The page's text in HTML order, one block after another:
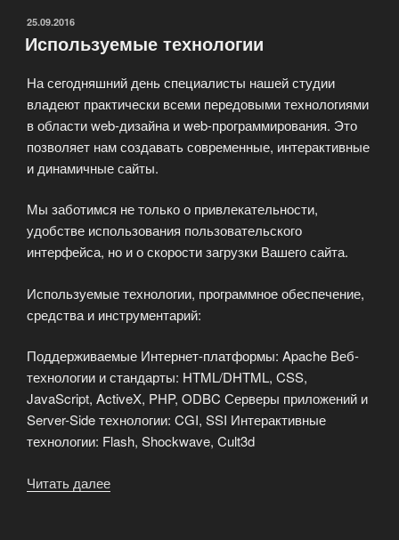
ОПУБЛИКОВАНО
25.09.2016
Используемые технологии
На сегодняшний день специалисты нашей студии
владеют практически всеми передовыми технологиями
в области web-дизайна и web-программирования. Это
позволяет нам создавать современные, интерактивные
и динамичные сайты.
Мы заботимся не только о привлекательности,
удобстве использования пользовательского
интерфейса, но и о скорости загрузки Вашего сайта.
Используемые технологии, программное обеспечение,
средства и инструментарий:
Поддерживаемые Интернет-платформы: Apache Веб-
технологии и стандарты: HTML/DHTML, CSS,
JavaScript, ActiveX, PHP, ODBC Серверы приложений и
Server-Side технологии: CGI, SSI Интерактивные
технологии: Flash, Shockwave, Cult3d
Читать далее